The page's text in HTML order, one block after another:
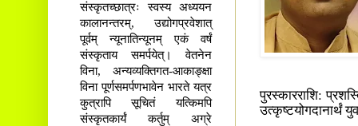
पुरस्कारराशि:
उत्कृष्टयोगदानार्थं
संस्कृतच्छात्रः स्वस्य अध्ययन
कालानन्तरम्, उद्योगप्रवेशात्
पूर्वम् न्यूनातिन्यूनम् एकं वर्षं
संस्कृताय समर्पयेत्। वेतनेन
विना, अन्यव्यक्तिगत-आकाङ्क्षा
विना पूर्णसमर्पणभावेन भारते यत्र
कुत्रापि सूचितं यत्किमपि
संस्कृतकार्यं कर्तुम् अग्रे